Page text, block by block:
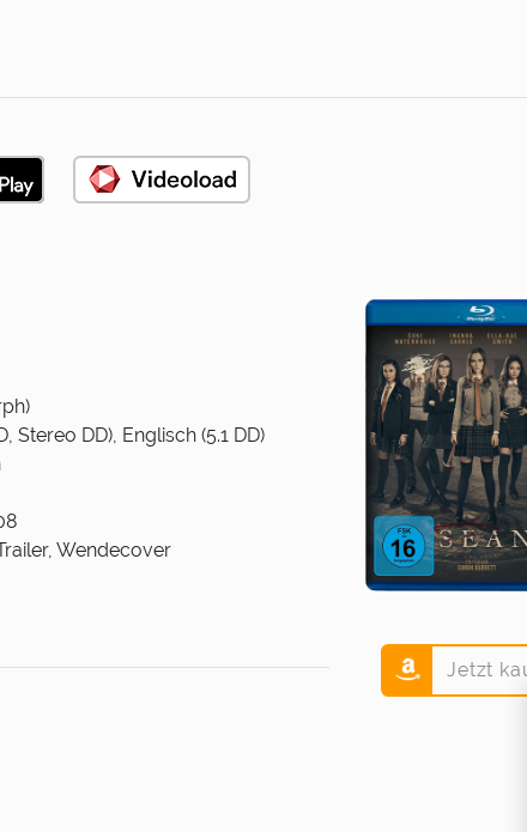
Stereo DD), Englisch (5.1 DD)
Wendecover
Jetzt